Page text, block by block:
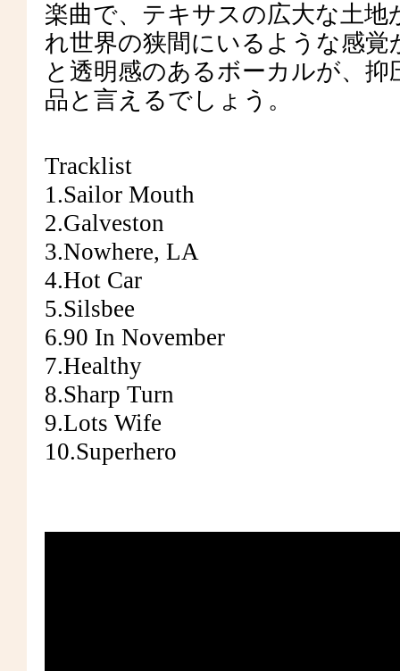
楽曲で、テキサスの広大な土
れ世界の狭間にいるような感
と透明感のあるボーカルが、
品と言えるでしょう。
Tracklist
1.Sailor Mouth
2.Galveston
3.Nowhere, LA
4.Hot Car
5.Silsbee
6.90 In November
7.Healthy
8.Sharp Turn
9.Lots Wife
10.Superhero